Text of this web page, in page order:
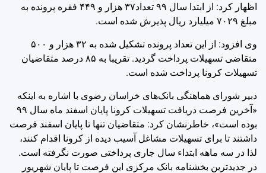
اظهار کرد: از ابتدا سال ۹۹ تعداد۳۷ هزار و ۴۴۹ فقره پرونده به
مبلغ ۷۰۲۹ میلیارد ریال پذیرش شده است.
وی افزود: از این تعداد پرونده تشکیل شده به ۳۲ هزار و ۵۰۰
متقاضی تسهیلات پرداخت گردید. تقریبا به ۸۵ درصد متقاضیان
تسهیلات کرونا پرداخت شده است.
دبیر شورای هماهنگی بانک‌های خراسان رضوی با اشاره به اینکه
«آخرین فرصت دریافت تسهیلات کرونا پایان اسفند ماه سال ۹۹
بوده است»، خاطرنشان کرد: متقاضیان تنها تا پایان اسفند فرصت
داشتند تا برای تسهیلات مشاغل آسیب دیده از کرونا اقدام کنند،
لذا در سه ماهه ابتداء سال جاری پرداختی صورت نگرفته است.
در جدیدترین بخشنامه بانک مرکزی این فرصت تا پایان شهریور